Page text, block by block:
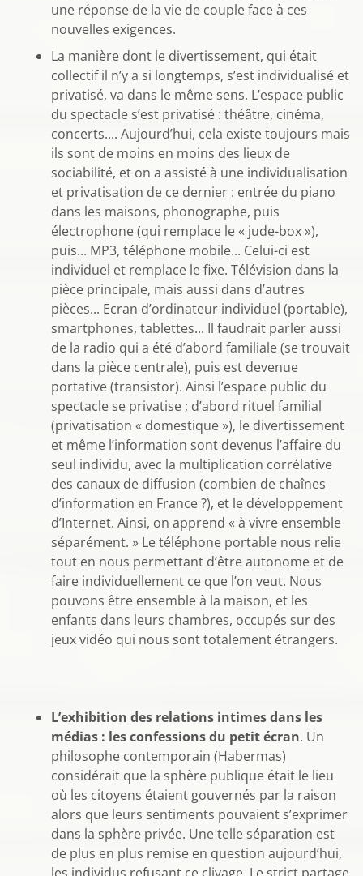
une réponse de la vie de couple face à ces
nouvelles exigences.
La manière dont le divertissement, qui était
collectif il n’y a si longtemps, s’est individualisé et
privatisé, va dans le même sens. L’espace public
du spectacle s’est privatisé : théâtre, cinéma,
concerts.... Aujourd’hui, cela existe toujours mais
ils sont de moins en moins des lieux de
sociabilité, et on a assisté à une individualisation
et privatisation de ce dernier : entrée du piano
dans les maisons, phonographe, puis
électrophone (qui remplace le « jude-box »),
puis... MP3, téléphone mobile... Celui-ci est
individuel et remplace le fixe. Télévision dans la
pièce principale, mais aussi dans d’autres
pièces... Ecran d’ordinateur individuel (portable),
smartphones, tablettes... Il faudrait parler aussi
de la radio qui a été d’abord familiale (se trouvait
dans la pièce centrale), puis est devenue
portative (transistor). Ainsi l’espace public du
spectacle se privatise ; d’abord rituel familial
(privatisation « domestique »), le divertissement
et même l’information sont devenus l’affaire du
seul individu, avec la multiplication corrélative
des canaux de diffusion (combien de chaînes
d’information en France ?), et le développement
d’Internet. Ainsi, on apprend « à vivre ensemble
séparément. » Le téléphone portable nous relie
tout en nous permettant d’être autonome et de
faire individuellement ce que l’on veut. Nous
pouvons être ensemble à la maison, et les
enfants dans leurs chambres, occupés sur des
jeux vidéo qui nous sont totalement étrangers.
L’exhibition des relations intimes dans les
médias : les confessions du petit écran. Un
philosophe contemporain (Habermas)
considérait que la sphère publique était le lieu
où les citoyens étaient gouvernés par la raison
alors que leurs sentiments pouvaient s’exprimer
dans la sphère privée. Une telle séparation est
de plus en plus remise en question aujourd’hui,